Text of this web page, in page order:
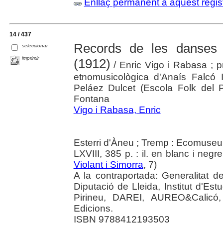
Enllaç permanent a aquest
14 / 437
seleccionar
imprimir
Records de les
(1912) / Enric Vigo i Rabasa ;
etnomusicològica d'Anaís
Peláez Dulcet (Escola Folk del
Fontana
Vigo i Rabasa, Enric
Esterri d'Àneu ; Tremp :
LXVIII, 385 p. : il. en blanc i
Violant i Simorra, 7)
A la contraportada: Generalitat
Diputació de Lleida, Institut
Pirineu, DAREI,
Edicions.
ISBN 9788412193503